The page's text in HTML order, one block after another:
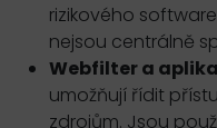
rizikového
nejsou centrálně
Webfilter a
umožňují řídit
zdrojům. Jsou